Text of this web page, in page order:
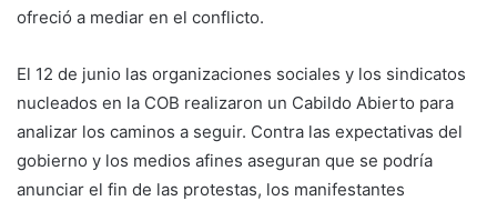
ofreció a mediar en el conflicto.
El 12 de junio las organizaciones sociales y los sindicatos
nucleados en la COB realizaron un Cabildo Abierto para
analizar los caminos a seguir. Contra las expectativas del
gobierno y los medios afines aseguran que se podría
anunciar el fin de las protestas, los manifestantes